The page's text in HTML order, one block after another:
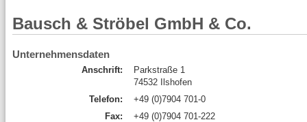
Bausch & Ströbel GmbH & Co.
Unternehmensdaten
Anschrift:
Parkstraße 1
74532 Ilshofen
Telefon:
+49 (0)7904 701-0
Fax:
+49 (0)7904 701-222